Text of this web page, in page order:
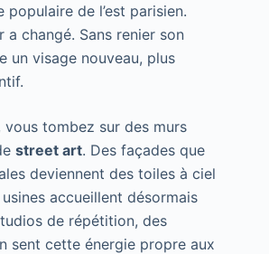
de l’est parisien.
a changé. Sans renier son
un visage nouveau, plus
vous tombez sur des murs
street art. Des façades que
deviennent des toiles à ciel
accueillent désormais
de répétition, des
sent cette énergie propre aux